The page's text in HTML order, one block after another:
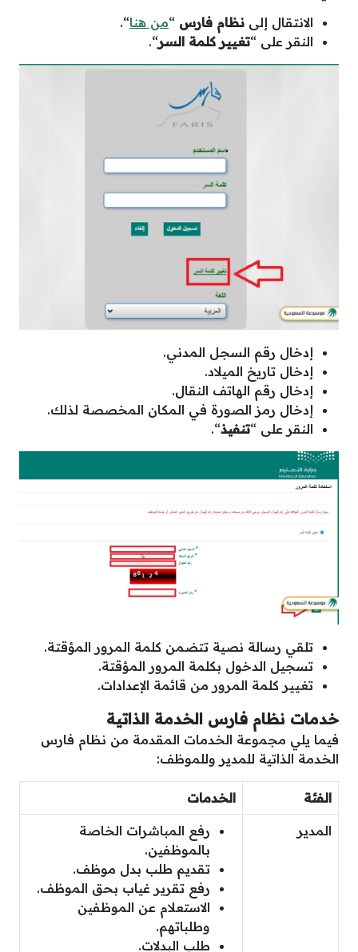
الانتقال إلى نظام فارس “من هنا“.
النقر على “تغيير كلمة السر“.
إدخال رقم السجل المدني.
إدخال تاريخ الميلاد.
إدخال رقم الهاتف النقال.
إدخال رمز الصورة في المكان المخصصة لذلك.
النقر على “تنفيذ“.
تلقي رسالة نصية تتضمن كلمة المرور المؤقتة.
تسجيل الدخول بكلمة المرور المؤقتة.
تغيير كلمة المرور من قائمة الإعدادات.
خدمات نظام فارس الخدمة الذاتية
فيما يلي مجموعة الخدمات المقدمة من نظام فارس
الخدمة الذاتية للمدير وللموظف:
الفئة الخدمات
المدير
رفع المباشرات الخاصة
بالموظفين.
تقديم طلب بدل موظف.
رفع تقرير غياب بحق الموظف.
الاستعلام عن الموظفين
وطلباتهم.
طلب البدلات.